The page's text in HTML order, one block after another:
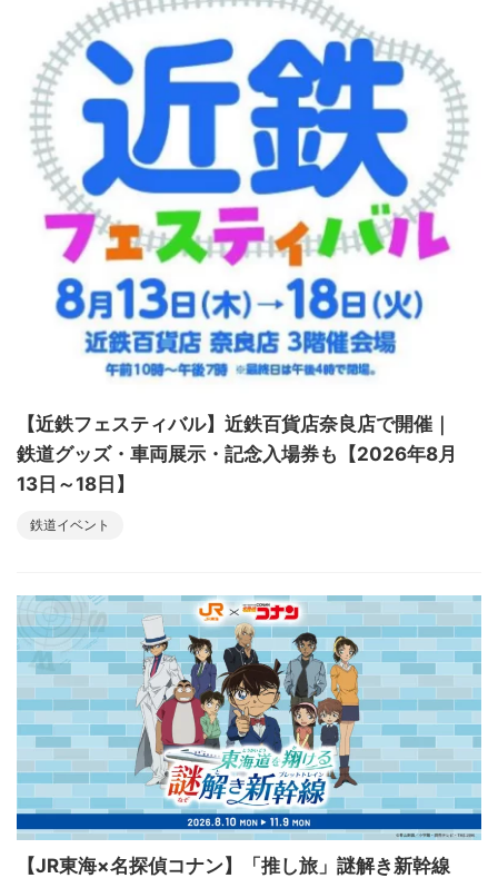
【近鉄フェスティバル】近鉄百貨店奈良店で開催｜
鉄道グッズ・車両展示・記念入場券も【2026年8月
13日～18日】
鉄道イベント
【JR東海×名探偵コナン】「推し旅」謎解き新幹線